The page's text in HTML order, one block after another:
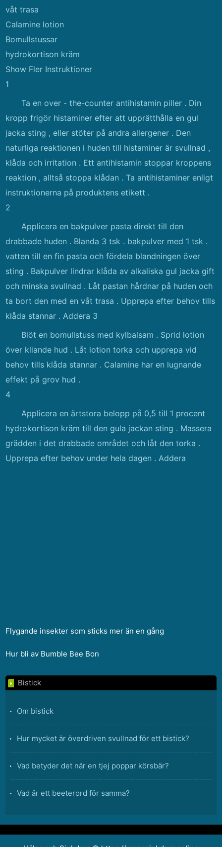
våt trasa
Calamine lotion
Bomullstussar
hydrokortison kräm
Show Fler Instruktioner
1
Ta en over - the-counter antihistamin piller . Din
kropp frigör histaminer efter att upprätthålla en gul
jacka sting , eller stöter på andra allergener . Den
naturliga reaktionen i huden till histaminer är svullnad ,
klåda och irritation . Ett antihistamin stoppar kroppens
reaktion , alltså stoppa klådan . Ta antihistaminer enligt
instruktionerna på produktens etikett .
2
Applicera en bakpulver pasta direkt till den
drabbade huden . Blanda 3 tsk . bakpulver med 1 tsk .
vatten till en fin pasta och fördela blandningen över
sting . Bakpulver lindrar klåda av alkaliska gul jacka gift
och minska svullnad . Låt pastan hårdnar på huden och
ta bort den med en våt trasa . Upprepa efter behov tills
klåda stannar . Addera 3
Blöt en bomullstuss med kylbalsam . Sprid lotion
över kliande hud . Låt lotion torka och upprepa vid
behov tills klåda stannar . Calamine har en lugnande
effekt på grov hud .
4
Applicera en ärtstora belopp på 0,5 till 1 procent
hydrokortison kräm till den gula jackan sting . Massera
grädden i det drabbade området och låt den torka .
Upprepa efter behov under hela dagen . Addera
Flygande insekter som sticks mer än en gång
Hur bli av Bumble Bee Bon
Bistick
Om bistick
Hur mycket är överdriven svullnad för ett bistick?
Vad betyder det när en tjej poppar körsbär?
Vad är ett beeterord för samma?
på morgonen?